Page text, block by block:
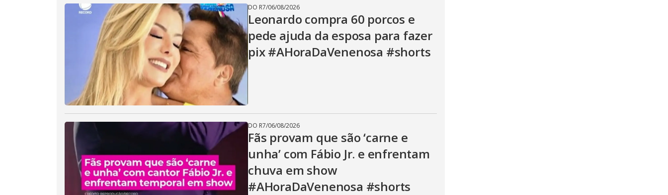
i
d
e
o
DO R7/06/08/2026
Leonardo compra 60 porcos e
pede ajuda da esposa para fazer
pix #AHoraDaVenenosa #shorts
DO R7/06/08/2026
Fãs provam que são ‘carne e
unha’ com Fábio Jr. e enfrentam
chuva em show
#AHoraDaVenenosa #shorts